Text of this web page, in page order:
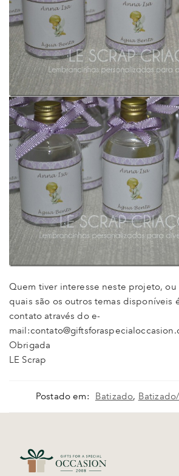
Quem tiver interesse neste projeto,
quais são os outros temas disponíveis
contato através do e-
Obrigada
LE Scrap
Postado em: Batizado,